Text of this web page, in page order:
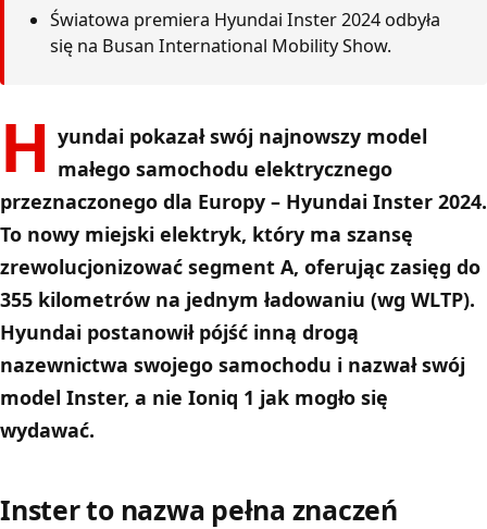
Światowa premiera Hyundai Inster 2024 odbyła
się na Busan International Mobility Show.
H yundai pokazał swój najnowszy model
małego samochodu elektrycznego
przeznaczonego dla Europy – Hyundai Inster 2024.
To nowy miejski elektryk, który ma szansę
zrewolucjonizować segment A, oferując zasięg do
355 kilometrów na jednym ładowaniu (wg WLTP).
Hyundai postanowił pójść inną drogą
nazewnictwa swojego samochodu i nazwał swój
model Inster, a nie Ioniq 1 jak mogło się
wydawać.
Inster to nazwa pełna znaczeń